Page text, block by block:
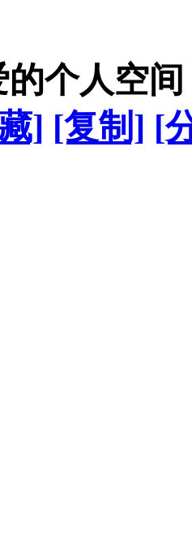
个人空间
] [复制] [